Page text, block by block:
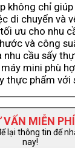
không chỉ
di chuyển và
ưu cho nhu
và công
nhu cầu sấy
mini phù
thực phẩm
VẤN MIỄN PHÍ
lại thông tin để
nay!